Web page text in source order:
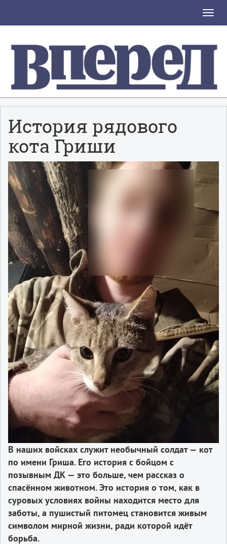
Toggle
История рядового
кота Гриши
В наших войсках служит необычный солдат — кот
по имени Гриша. Его история с бойцом с
позывным ДК — это больше, чем рассказ о
спасённом животном. Это история о том, как в
суровых условиях войны находится место для
заботы, а пушистый питомец становится живым
символом мирной жизни, ради которой идёт
борьба.